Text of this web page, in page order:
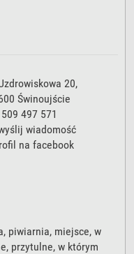
20,
Świnoujście
509 497 571
wiadomość
na facebook
piwiarnia, miejsce, w
przytulne, w którym